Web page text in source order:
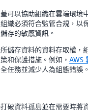
可以協助組織在雲端環境
織必須符合監管合規，以
存的敏感資訊。
儲存資料的資料存取權，
和保護措施。例如， AWS
任務並減少人為組態錯誤。
破資料孤島並在需要時將